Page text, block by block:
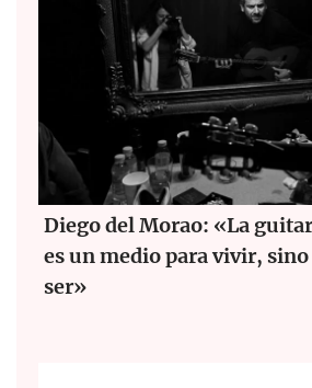
Diego del Morao: «La
es un medio para vivir,
ser»